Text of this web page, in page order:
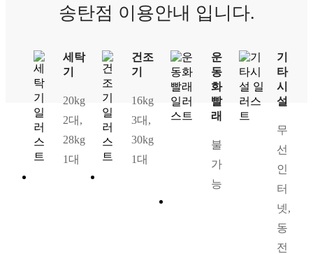
송탄점 이용안내 입니다.
세탁
기
20kg
2대,
28kg
1대
건조
기
16kg
3대,
30kg
1대
운
동
화
빨
래
불
가
능
기
타
시
설
무
선
인
터
넷,
동
전